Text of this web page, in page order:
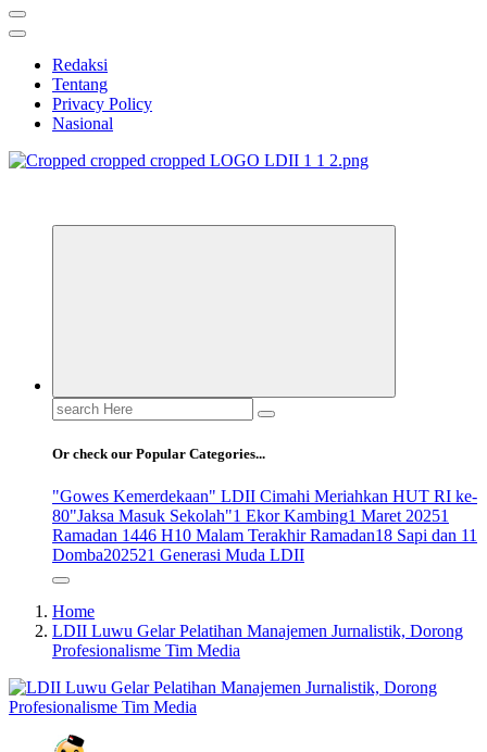
Redaksi
Tentang
Privacy Policy
Nasional
Search
for:
Or check our Popular Categories...
"Gowes Kemerdekaan" LDII Cimahi Meriahkan HUT RI ke-
80"Jaksa Masuk Sekolah"1 Ekor Kambing1 Maret 20251
Ramadan 1446 H10 Malam Terakhir Ramadan18 Sapi dan 11
Domba202521 Generasi Muda LDII
Home
LDII Luwu Gelar Pelatihan Manajemen Jurnalistik, Dorong
Profesionalisme Tim Media